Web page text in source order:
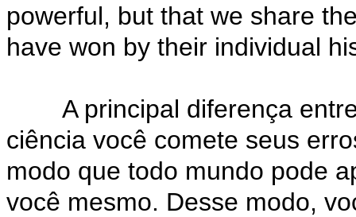
powerful, but that we share
have won by their individual
A principal diferença entre
ciência você comete seus
modo que todo mundo pode
você mesmo. Desse modo,